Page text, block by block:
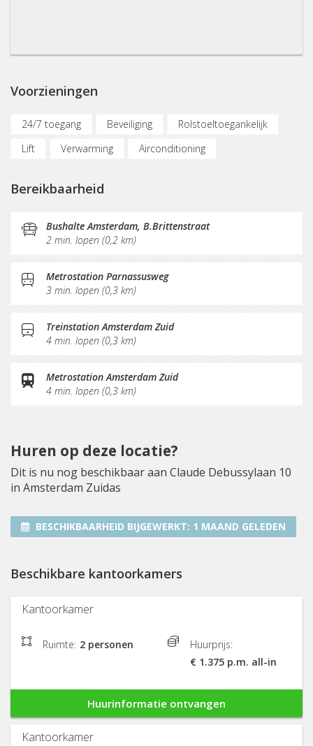
Voorzieningen
24/7 toegang Beveiliging
Rolstoeltoegankelijk
Lift
Verwarming
Airconditioning
(Flex)werkplekken
Internetmogelijkheden
Glasvezel
KVK-inschrijving
Sociaal hart
Pantry
Schoonmaak
Postverwerking
Bereikbaarheid
Bushalte Amsterdam, B.Brittenstraat
2 min. lopen (0,2 km)
Metrostation Parnassusweg
3 min. lopen (0,3 km)
Treinstation Amsterdam Zuid
4 min. lopen (0,3 km)
Metrostation Amsterdam Zuid
4 min. lopen (0,3 km)
Huren op deze locatie?
Dit is nu nog beschikbaar aan Claude Debussylaan 10
in Amsterdam Zuidas
BESCHIKBAARHEID BIJGEWERKT: 1 MAAND GELEDEN
Beschikbare kantoorkamers
Kantoorkamer
Ruimte: 2 personen
Huurprijs:
€ 1.375 p.m. all-in
Huurinformatie ontvangen
Kantoorkamer